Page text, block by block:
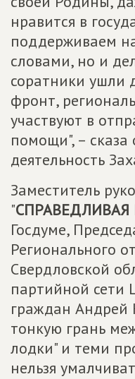
нравится в
поддерживаем
словами, но и
соратники ушли
фронт,
участвуют в
помощи", – сказа
деятельность
Заместитель
"СПРАВЕДЛИВАЯ
Госдуме,
Регионального
Свердловской
партийной сети
граждан Андрей
тонкую грань
лодки" и теми
нельзя